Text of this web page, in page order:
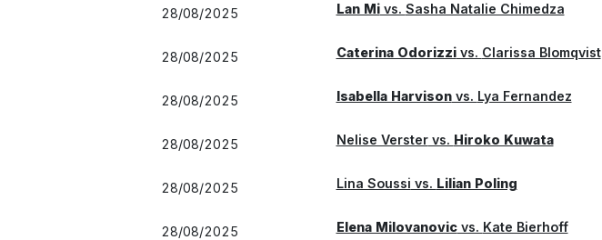
28/08/2025 Lan Mivs. Sasha Natalie Chimedza
28/08/2025 Caterina Odorizzivs. Clarissa Blomqvist
28/08/2025 Isabella Harvisonvs. Lya Fernandez
28/08/2025 Nelise Verstervs. Hiroko Kuwata
28/08/2025 Lina Soussi vs. Lilian Poling
28/08/2025 Elena Milovanovicvs. Kate Bierhoff